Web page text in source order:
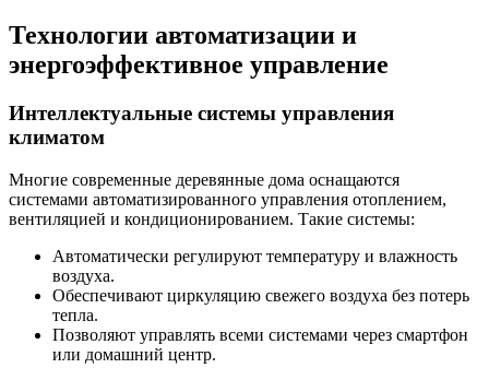
Технологии автоматизации и
энергоэффективное управление
Интеллектуальные системы управления
климатом
Многие современные деревянные дома оснащаются
системами автоматизированного управления отоплением,
вентиляцией и кондиционированием. Такие системы:
Автоматически регулируют температуру и влажность
воздуха.
Обеспечивают циркуляцию свежего воздуха без потерь
тепла.
Позволяют управлять всеми системами через смартфон
или домашний центр.